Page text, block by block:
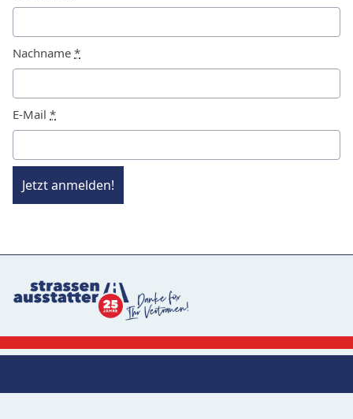
Nachname *
E-Mail *
Jetzt anmelden!